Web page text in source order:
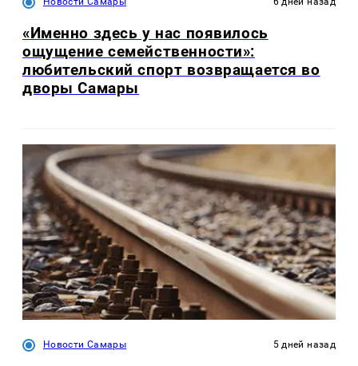
«Именно здесь у нас появилось
ощущение семейственности»:
любительский спорт возвращается во
дворы Самары
Новости Самары 5 дней назад